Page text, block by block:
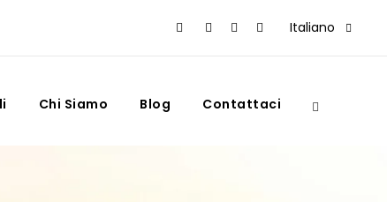
Italiano
Chi Siamo Blog Contattaci